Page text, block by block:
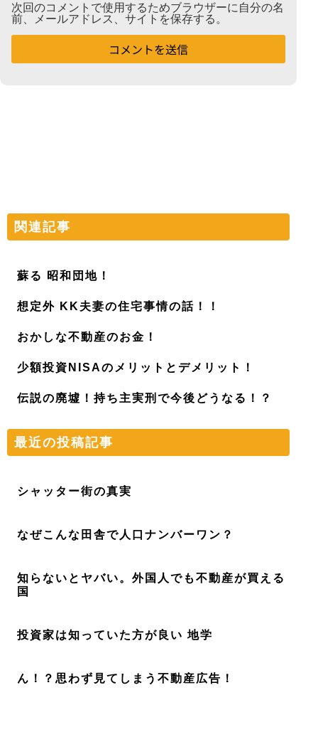
次回のコメントで使用するためブラウザーに自分の名
前、メールアドレス、サイトを保存する。
関連記事
蘇る 昭和団地！
想定外 KK夫妻の住宅事情の話！！
おかしな不動産のお金！
少額投資NISAのメリットとデメリット！
伝説の廃墟！持ち主実刑で今後どうなる！？
最近の投稿記事
シャッター街の真実
なぜこんな田舎で人口ナンバーワン？
知らないとヤバい。外国人でも不動産が買える
国
投資家は知っていた方が良い 地学
ん！？思わず見てしまう不動産広告！